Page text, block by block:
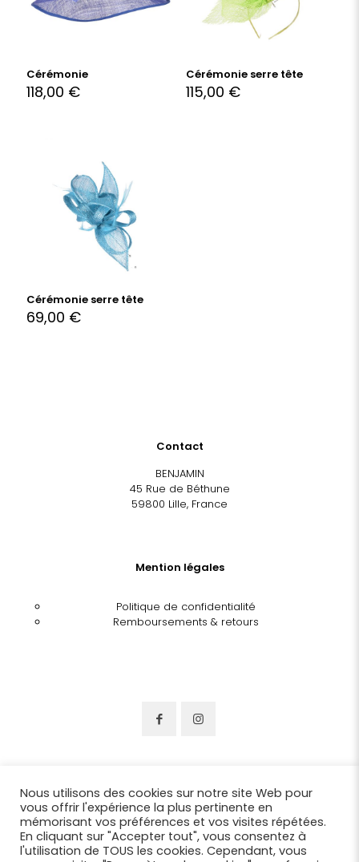
Cérémonie
118,00 €
Cérémonie serre tête
115,00 €
Cérémonie serre tête
69,00 €
Contact
BENJAMIN
45 Rue de Béthune
59800 Lille, France
Mention légales
Politique de confidentialité
Remboursements & retours
Nous utilisons des cookies sur notre site Web pour
vous offrir l'expérience la plus pertinente en
mémorisant vos préférences et vos visites répétées.
En cliquant sur "Accepter tout", vous consentez à
l'utilisation de TOUS les cookies. Cependant, vous